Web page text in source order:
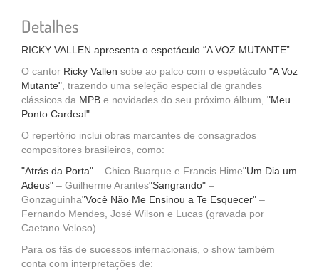
Detalhes
RICKY VALLEN apresenta o espetáculo “A VOZ MUTANTE”
O cantor Ricky Vallen sobe ao palco com o espetáculo "A Voz
Mutante" , trazendo uma seleção especial de grandes
clássicos da MPB e novidades do seu próximo álbum, "Meu
Ponto Cardeal"
O repertório inclui obras marcantes de consagrados
compositores brasileiros, como:
"Atrás da Porta" – Chico Buarque e Francis Hime"Um Dia um
Adeus" – Guilherme Arantes"Sangrando" –
Gonzaguinha"Você Não Me Ensinou a Te Esquecer" –
Fernando Mendes, José Wilson e Lucas (gravada por
Caetano Veloso)
Para os fãs de sucessos internacionais, o show também
conta com interpretações de: